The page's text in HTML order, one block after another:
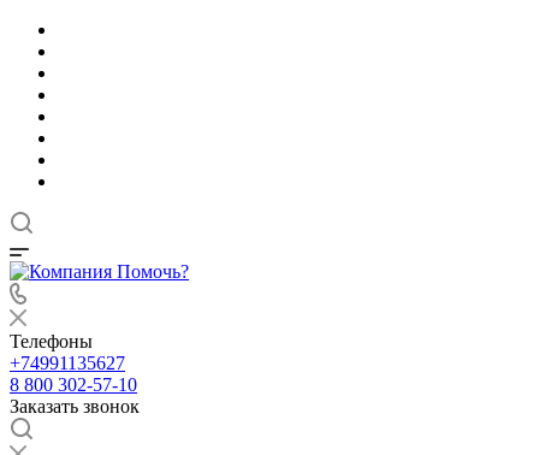
Телефоны
+74991135627
8 800 302-57-10
Заказать звонок